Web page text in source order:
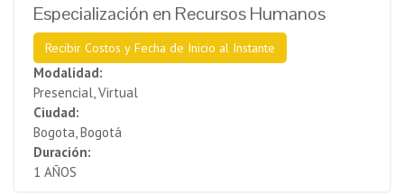
Especialización en Recursos Humanos
Recibir Costos y Fecha de Inicio al Instante
Modalidad:
Presencial, Virtual
Ciudad:
Bogota, Bogotá
Duración:
1 AÑOS